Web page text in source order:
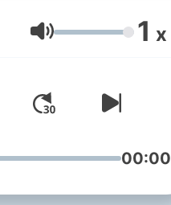
Głośność 1 x
00:00